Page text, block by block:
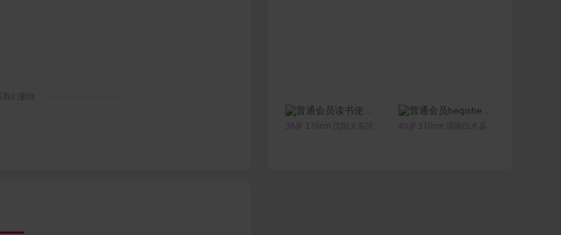
们删除
联系Ta读书使人谦卑
38岁 176cm 沈阳大东区
联系TaheqishengcaiHQSC
40岁 170cm 渭南白水县